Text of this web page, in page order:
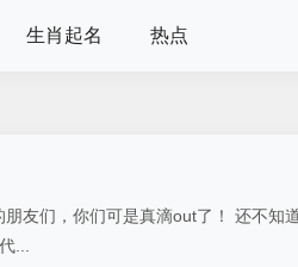
生肖起名 热点
...